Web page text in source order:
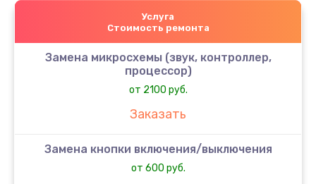
Услуга
Стоимость ремонта
Замена микросхемы (звук, контроллер,
процессор)
от 2100 руб.
Заказать
Замена кнопки включения/выключения
от 600 руб.